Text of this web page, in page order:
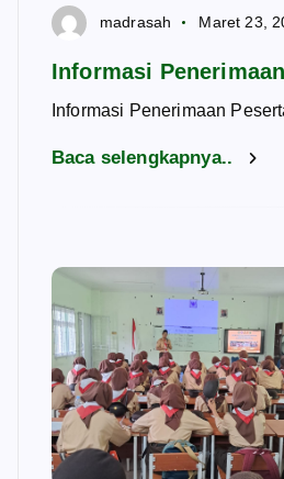
madrasah Maret 23,
Informasi
Informasi Penerimaan
Baca selengkapnya..